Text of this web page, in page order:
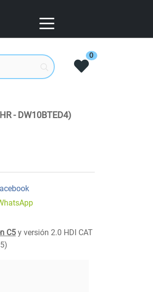
0
- DW10BTED4)
C5 y versión 2.0 HDI CAT